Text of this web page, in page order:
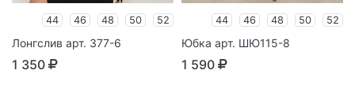
44 46 48 50 52
Лонгслив арт. 377-6
1 350
44 46 48 50 52
Юбка арт. ШЮ115-8
1 590